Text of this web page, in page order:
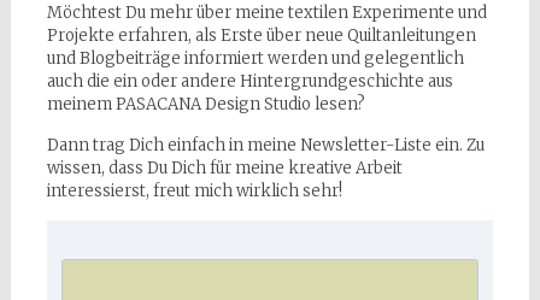
Möchtest Du mehr über meine textilen Experimente und
Projekte erfahren, als Erste über neue Quiltanleitungen
und Blogbeiträge informiert werden und gelegentlich
auch die ein oder andere Hintergrundgeschichte aus
meinem PASACANA Design Studio lesen?
Dann trag Dich einfach in meine Newsletter-Liste ein. Zu
wissen, dass Du Dich für meine kreative Arbeit
interessierst, freut mich wirklich sehr!